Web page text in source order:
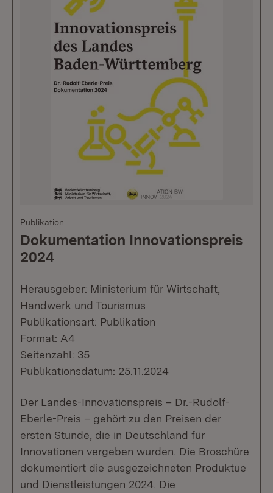
Publikation
Dokumentation Innovationspreis
2024
Herausgeber: Ministerium für Wirtschaft,
Handwerk und Tourismus
Publikationsart: Publikation
Format: A4
Seitenzahl: 35
Publikationsdatum: 25.11.2024
Der Landes-Innovationspreis – Dr.-Rudolf-
Eberle-Preis – gehört zu den Preisen der
ersten Stunde, die in Deutschland für
Innovationen vergeben wurden. Die Broschüre
dokumentiert die ausgezeichneten Produktue
und Dienstleistungen 2024. Die